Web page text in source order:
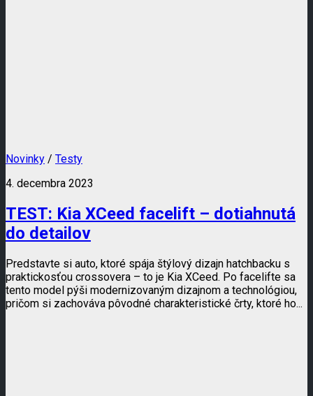
Novinky / Testy
4. decembra 2023
TEST: Kia XCeed facelift – dotiahnutá
do detailov
Predstavte si auto, ktoré spája štýlový dizajn hatchbacku s
praktickosťou crossovera – to je Kia XCeed. Po facelifte sa
tento model pýši modernizovaným dizajnom a technológiou,
pričom si zachováva pôvodné charakteristické črty, ktoré ho...